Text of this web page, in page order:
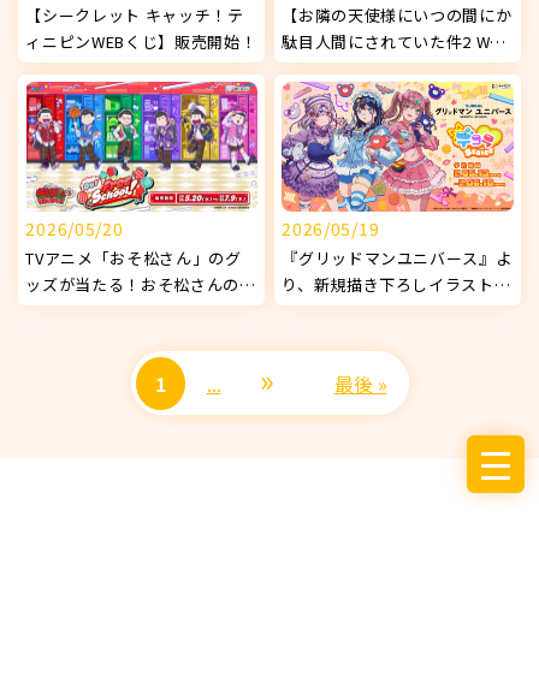
【シークレット キャッチ！テ
ィニピンWEBくじ】販売開始！
【お隣の天使様にいつの間にか
駄目人間にされていた件2 WEB
くじ ～夏色スナップ～】販売
開始!
2026/05/20
TVアニメ「おそ松さん」のグ
ッズが当たる！おそ松さんの
WEBくじ 第29弾 『Our Free
2026/05/19
『グリッドマンユニバース』よ
り、新規描き下ろしイラストを
使用したオリジナルグッズが発
1 ... » 最後 »